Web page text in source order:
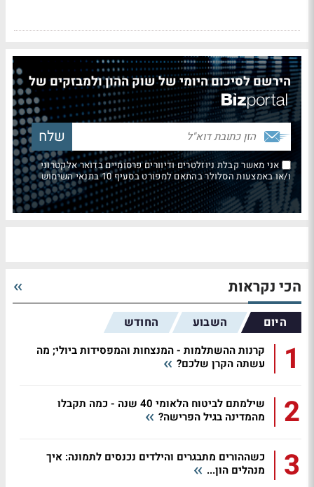
הירשם לסיכום היומי של שוק ההון ולמבזקים של
אני מאשר קבלת ניוזלטרים ודיוורים פרסומיים בדואר אלקטרוני
ו/או באמצעות הסלולר בהתאם למפורט בסעיף 10 בתנאי השימוש
הכי נקראות
היום השבוע החודש
1
קרנות ההשתלמות - המנצחות והמפסידות ביולי; מה
עשתה הקרן שלכם?
2
שילמתם לביטוח הלאומי 40 שנה - כמה תקבלו
מהמדינה בגיל הפרישה?
3
כשההורים מתבגרים והילדים נכנסים לתמונה: איך
מנהלים הון...